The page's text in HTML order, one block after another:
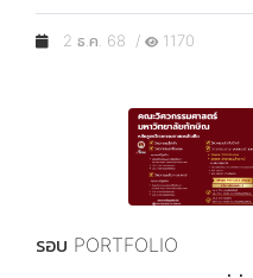
2 ธ.ค. 68 / 1170
รอบ PORTFOLIO